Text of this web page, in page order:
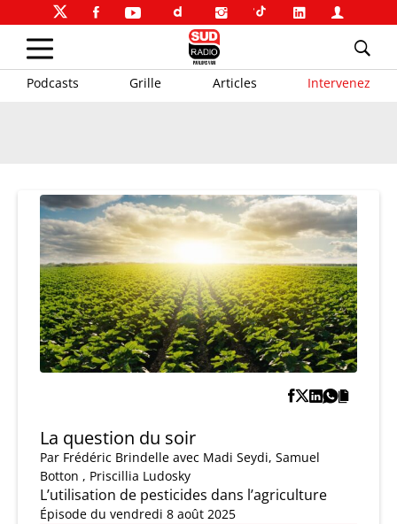
Podcasts Grille Articles Intervenez
La question du soir
Par Frédéric Brindelle avec Madi Seydi, Samuel
Botton , Priscillia Ludosky
L’utilisation de pesticides dans l’agriculture
Épisode du vendredi 8 août 2025